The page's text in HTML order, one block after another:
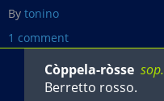
By tonino
1 comment
Còppela-ròsse sop.
Berretto rosso.